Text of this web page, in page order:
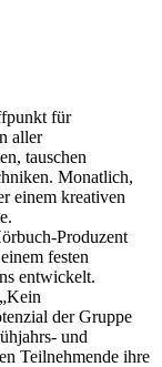
für
aller
tauschen
Monatlich,
einem kreativen
Produzent
festen
entwickelt.
der Gruppe
und
Teilnehmende ihre